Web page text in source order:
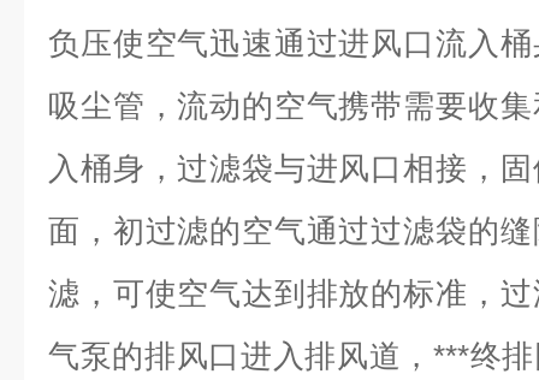
负压使空气迅速通过进风口流入
吸尘管，流动的空气携带需要收
入桶身，过滤袋与进风口相接，
面，初过滤的空气通过过滤袋的
滤，可使空气达到排放的标准，
气泵的排风口进入排风道，***终